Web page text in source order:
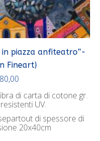
piazza anfiteatro”-
Fineart)
di carta di cotone gr.
UV.
di spessore di
20x40cm